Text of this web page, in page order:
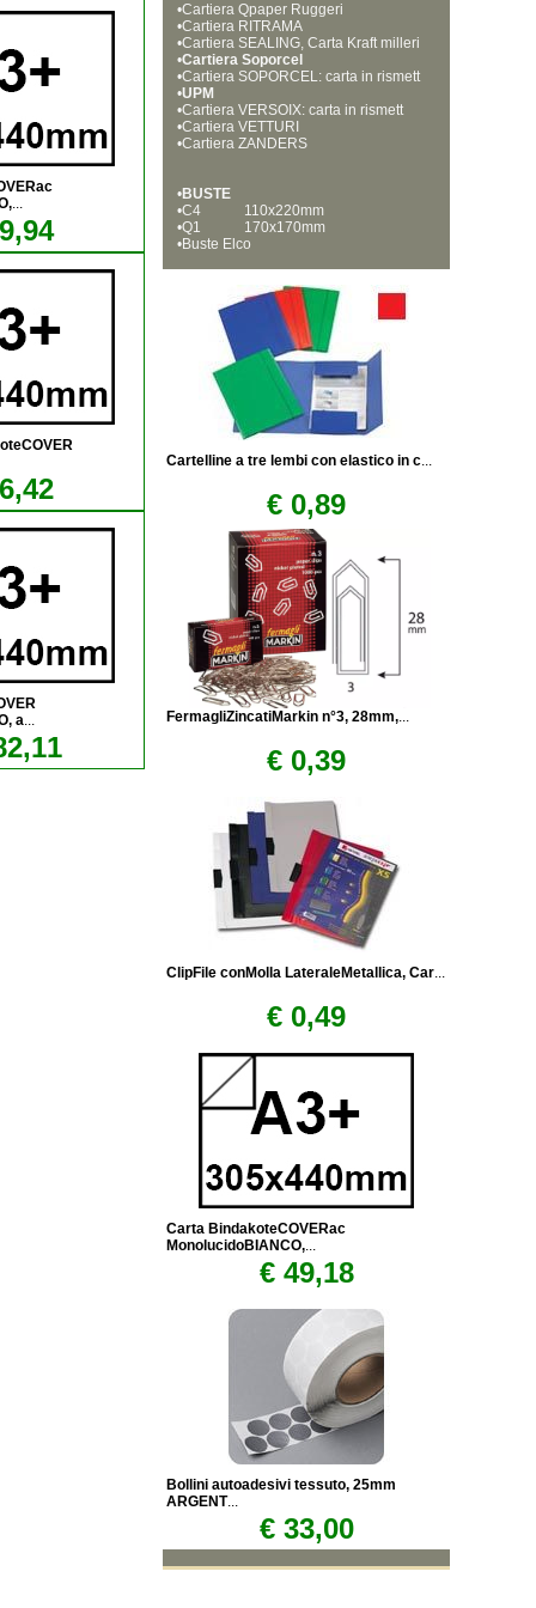
...
a...
•Cartiera Qpaper Ruggeri
•Cartiera RITRAMA
•Cartiera SEALING, Carta Kraft milleri
ghe
•Cartiera Soporcel
•Cartiera SOPORCEL: carta in rismett
e per fotocopie, stampe laser e ink je
t
•UPM
•Cartiera VERSOIX: carta in rismett
e per fotocopie, stampe laser, e ink j
et
•Cartiera VETTURI
•Cartiera ZANDERS
•BUSTE
•C4            110x220mm
•Q1            170x170mm
•Buste Elco
Cartelline a tre lembi con elastico in c...
€ 0,89
FermagliZincatiMarkin n°3, 28mm,...
€ 0,39
ClipFile conMolla LateraleMetallica, Car...
€ 0,49
Carta BindakoteCOVERac
MonolucidoBIANCO,...
€ 49,18
Bollini autoadesivi tessuto, 25mm
ARGENT...
€ 33,00